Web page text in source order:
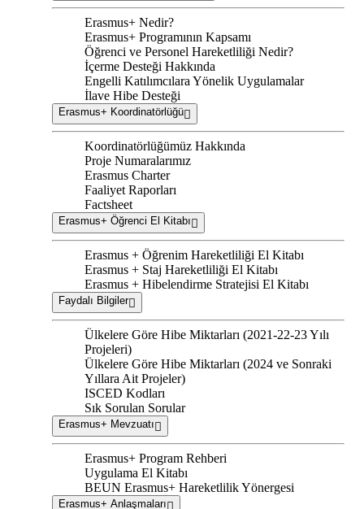
Erasmus+ Nedir?
Erasmus+ Programının Kapsamı
Öğrenci ve Personel Hareketliliği Nedir?
İçerme Desteği Hakkında
Engelli Katılımcılara Yönelik Uygulamalar
İlave Hibe Desteği
Erasmus+ Koordinatörlüğü
Koordinatörlüğümüz Hakkında
Proje Numaralarımız
Erasmus Charter
Faaliyet Raporları
Factsheet
Erasmus+ Öğrenci El Kitabı
Erasmus + Öğrenim Hareketliliği El Kitabı
Erasmus + Staj Hareketliliği El Kitabı
Erasmus + Hibelendirme Stratejisi El Kitabı
Faydalı Bilgiler
Ülkelere Göre Hibe Miktarları (2021-22-23 Yılı
Projeleri)
Ülkelere Göre Hibe Miktarları (2024 ve Sonraki
Yıllara Ait Projeler)
ISCED Kodları
Sık Sorulan Sorular
Erasmus+ Mevzuatı
Erasmus+ Program Rehberi
Uygulama El Kitabı
BEUN Erasmus+ Hareketlilik Yönergesi
Erasmus+ Anlaşmaları